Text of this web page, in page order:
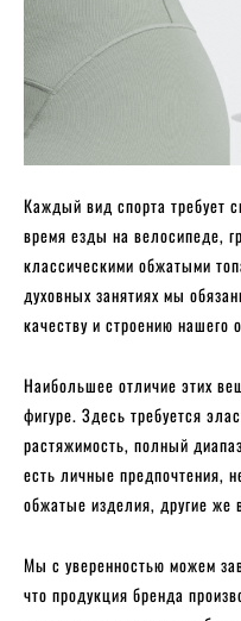
Каждый вид спорта требует
время езды на велосипеде,
классическими обжатыми
духовных занятиях мы
качеству и строению нашего
Наибольшее отличие этих
фигуре. Здесь требуется
растяжимость, полный
есть личные предпочтения,
обжатые изделия, другие же
Мы с уверенностью можем
что продукция бренда